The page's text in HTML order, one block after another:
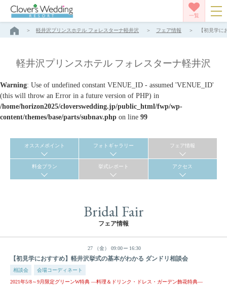
一覧
軽井沢プリンスホテル フォレスターナ軽井沢 フェア情報 【初見学
軽井沢プリンスホテル フォレスターナ軽井沢
Warning: Use of undefined constant VENUE_ID - assumed 'VENUE_ID'
(this will throw an Error in a future version of PHP) in
/home/horizon2025/cloverswedding.jp/public_html/fwp/wp-
content/themes/base/parts/subnav.php on line 99
オススメポイント フォトギャラリー フェア情報
料金プラン 挙式レポート アクセス
Bridal Fair
フェア情報
27 （金） 09:00 16:30
【初見学におすすめ】軽井沢挙式の基本がわかる ダンドリ相談会
相談会 会場コーディネート
2021年5/8～9月限定グリーンW特典 —料理＆ドリンク・ドレス・ガーデン飾花特典—